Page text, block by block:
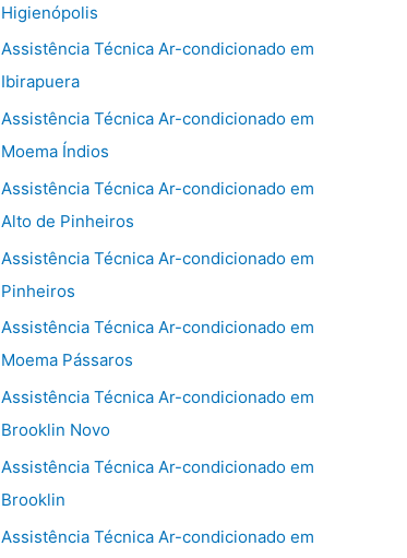
Higienópolis
Assistência Técnica Ar-condicionado em
Ibirapuera
Assistência Técnica Ar-condicionado em
Moema Índios
Assistência Técnica Ar-condicionado em
Alto de Pinheiros
Assistência Técnica Ar-condicionado em
Pinheiros
Assistência Técnica Ar-condicionado em
Moema Pássaros
Assistência Técnica Ar-condicionado em
Brooklin Novo
Assistência Técnica Ar-condicionado em
Brooklin
Assistência Técnica Ar-condicionado em